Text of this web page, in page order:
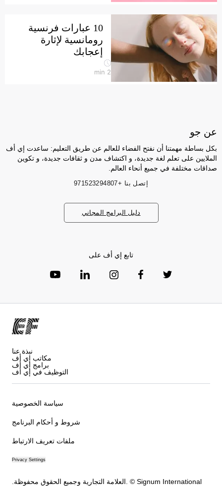
10 عبارات فرنسية
رومانسية لإثارة
إعجابك
2
min
عن جو
بكل بساطة مهمتنا أن نفتح الفضاء للعالم عن طريق التعليم: ساعدت إي أف
الملايين على تعلم لغة جديدة، و اكتشاف مدن و ثقافات جديدة، و تكوين
صداقات مختلفة في جميع أنحاء العالم.
إتصل بنا +971523294807
دليل البرامج المجاني
تابع إي أف على
نبذة عنا
مكاتب إي أف
برامج إي أف
التوظيف في إي أف
سياسة الخصوصية
شروط و أحكام البرنامج
ملفات تعريف الارتباط
Privacy Settings